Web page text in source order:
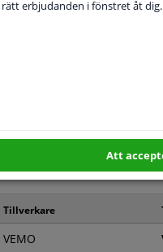
Vänster, förarens sida
2 år
Tillverkare
VEMO
erbjudanden i fönstret åt dig.
Att